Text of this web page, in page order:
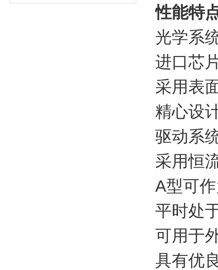
性能特
光学系
进口芯
采用表
精心设
驱动系
采用恒
A型可
平时处
可用于
具有优